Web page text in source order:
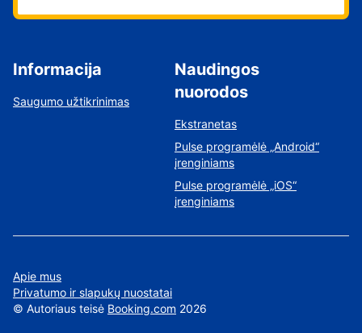
Informacija
Saugumo užtikrinimas
Naudingos
nuorodos
Ekstranetas
Pulse programėlė „Android“
įrenginiams
Pulse programėlė „iOS“
įrenginiams
Apie mus
Privatumo ir slapukų nuostatai
© Autoriaus teisė Booking.com 2026